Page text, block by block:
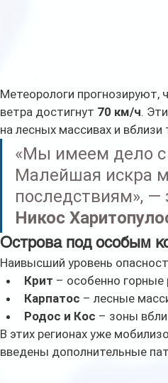
Метеорологи прогнозируют,
ветра достигнут 70 км/ч.
на лесных массивах и вблизи
«Мы имеем дело с
Малейшая искра
последствиям»,
Никос
Острова под особым
Наивысший уровень
Крит – особенно горные
Карпатос – лесные
Родос и Кос – зоны
В этих регионах уже
введены дополнительные